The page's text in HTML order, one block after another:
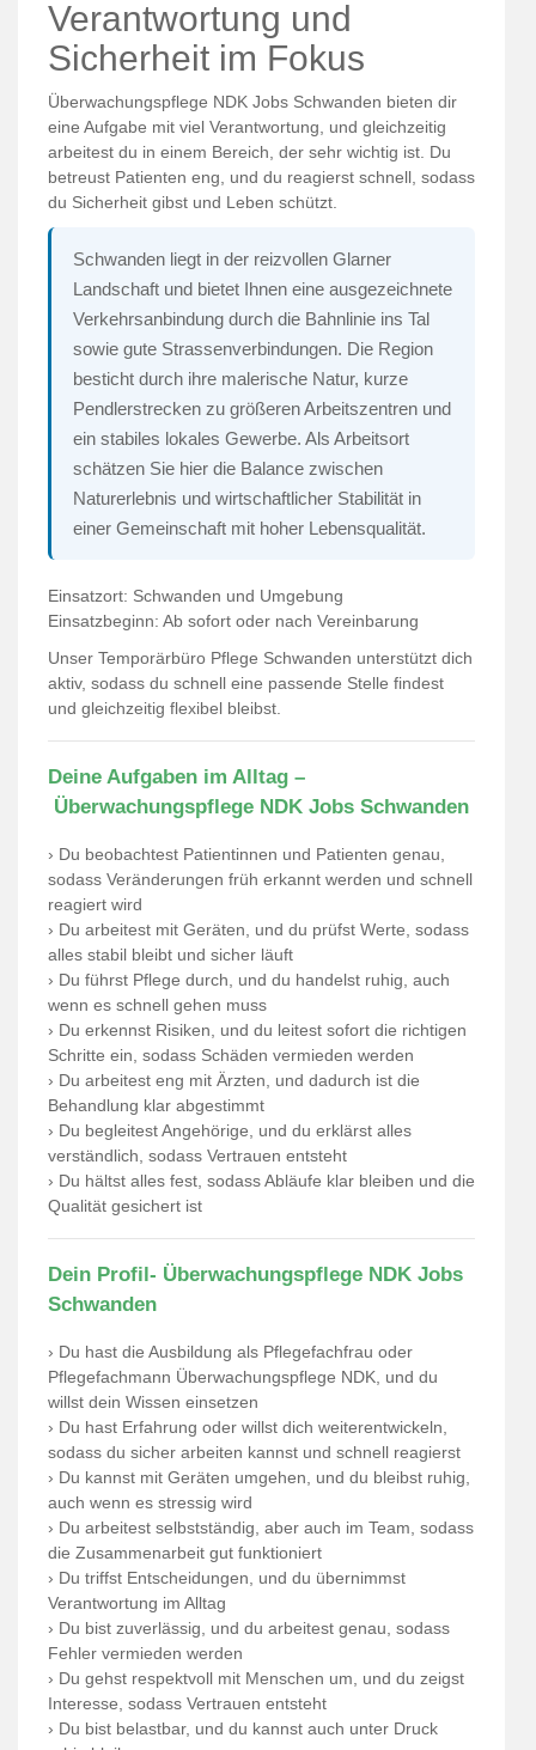
Verantwortung und
Sicherheit im Fokus
Überwachungspflege NDK Jobs Schwanden bieten dir
eine Aufgabe mit viel Verantwortung, und gleichzeitig
arbeitest du in einem Bereich, der sehr wichtig ist. Du
betreust Patienten eng, und du reagierst schnell, sodass
du Sicherheit gibst und Leben schützt.
Schwanden liegt in der reizvollen Glarner
Landschaft und bietet Ihnen eine ausgezeichnete
Verkehrsanbindung durch die Bahnlinie ins Tal
sowie gute Strassenverbindungen. Die Region
besticht durch ihre malerische Natur, kurze
Pendlerstrecken zu größeren Arbeitszentren und
ein stabiles lokales Gewerbe. Als Arbeitsort
schätzen Sie hier die Balance zwischen
Naturerlebnis und wirtschaftlicher Stabilität in
einer Gemeinschaft mit hoher Lebensqualität.
Einsatzort: Schwanden und Umgebung
Einsatzbeginn: Ab sofort oder nach Vereinbarung
Unser Temporärbüro Pflege Schwanden unterstützt dich
aktiv, sodass du schnell eine passende Stelle findest
und gleichzeitig flexibel bleibst.
Deine Aufgaben im Alltag –
Überwachungspflege NDK Jobs Schwanden
› Du beobachtest Patientinnen und Patienten genau,
sodass Veränderungen früh erkannt werden und schnell
reagiert wird
› Du arbeitest mit Geräten, und du prüfst Werte, sodass
alles stabil bleibt und sicher läuft
› Du führst Pflege durch, und du handelst ruhig, auch
wenn es schnell gehen muss
› Du erkennst Risiken, und du leitest sofort die richtigen
Schritte ein, sodass Schäden vermieden werden
› Du arbeitest eng mit Ärzten, und dadurch ist die
Behandlung klar abgestimmt
› Du begleitest Angehörige, und du erklärst alles
verständlich, sodass Vertrauen entsteht
› Du hältst alles fest, sodass Abläufe klar bleiben und die
Qualität gesichert ist
Dein Profil- Überwachungspflege NDK Jobs
Schwanden
› Du hast die Ausbildung als Pflegefachfrau oder
Pflegefachmann Überwachungspflege NDK, und du
willst dein Wissen einsetzen
› Du hast Erfahrung oder willst dich weiterentwickeln,
sodass du sicher arbeiten kannst und schnell reagierst
› Du kannst mit Geräten umgehen, und du bleibst ruhig,
auch wenn es stressig wird
› Du arbeitest selbstständig, aber auch im Team, sodass
die Zusammenarbeit gut funktioniert
› Du triffst Entscheidungen, und du übernimmst
Verantwortung im Alltag
› Du bist zuverlässig, und du arbeitest genau, sodass
Fehler vermieden werden
› Du gehst respektvoll mit Menschen um, und du zeigst
Interesse, sodass Vertrauen entsteht
› Du bist belastbar, und du kannst auch unter Druck